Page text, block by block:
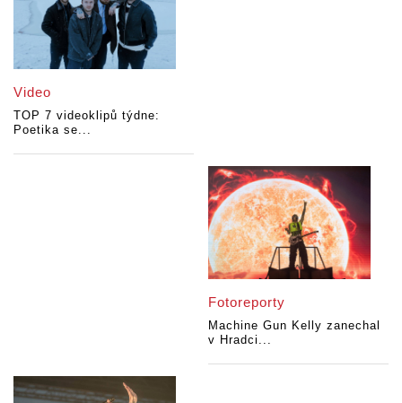
Video
TOP 7 videoklipů týdne:
Poetika se...
Fotoreporty
Machine Gun Kelly zanechal
v Hradci...